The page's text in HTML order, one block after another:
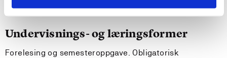
Undervisnings- og læringsformer
Forelesing og semesteroppgave. Obligatorisk